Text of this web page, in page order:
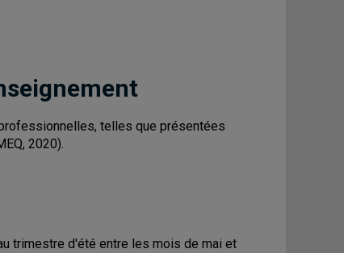
telles que présentées
2020).
trimestre d'été entre les mois de mai et